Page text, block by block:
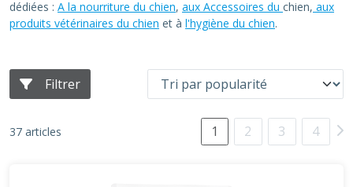
dédiées : A la nourriture du chien, aux Accessoires du chien, aux
produits vétérinaires du chien et à l'hygiène du chien.
Filtrer
37 articles 1 2 3 4